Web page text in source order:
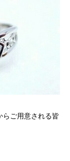
らご用意される皆